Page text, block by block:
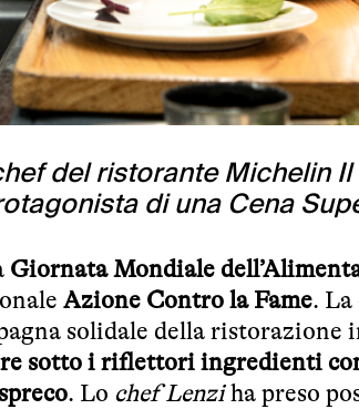
del ristorante Michelin
di una Cena
Giornata Mondiale
Azione Contro la Fame. La
solidale della ristorazione
sotto i riflettori ingredienti
. Lo chef Lenziha preso